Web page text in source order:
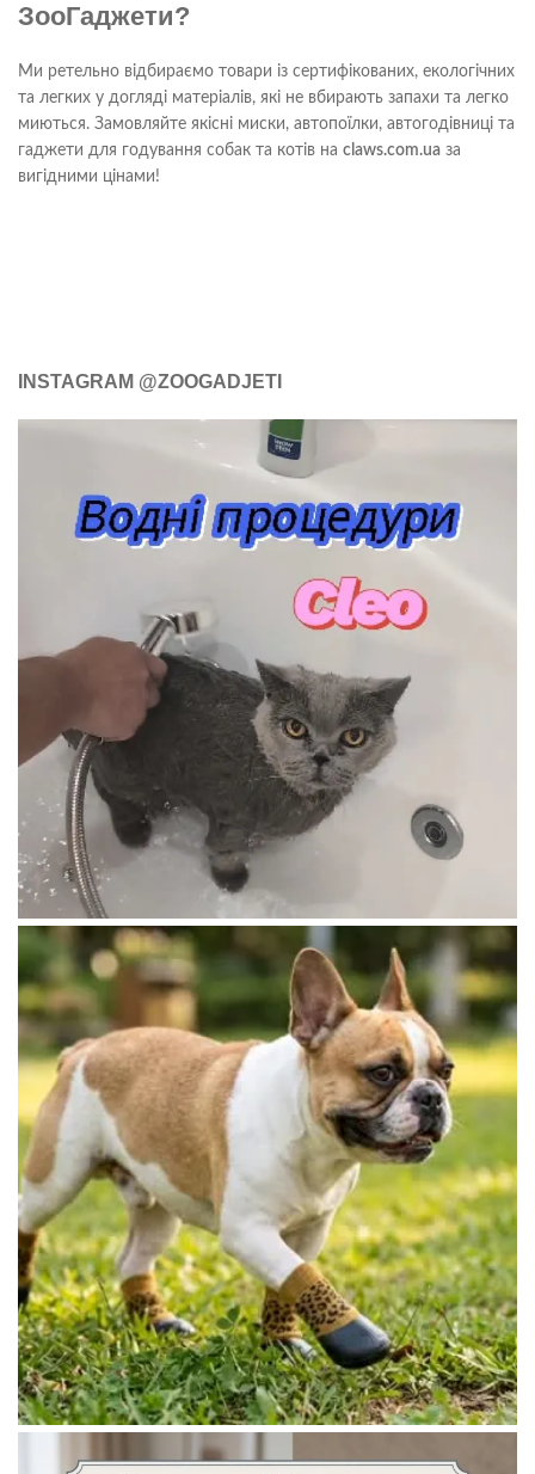
ЗооГаджети?
Ми ретельно відбираємо товари із сертифікованих, екологічних
та легких у догляді матеріалів, які не вбирають запахи та легко
миються. Замовляйте якісні миски, автопоїлки, автогодівниці та
гаджети для годування собак та котів на claws.com.ua за
вигідними цінами!
INSTAGRAM @ZOOGADJETI